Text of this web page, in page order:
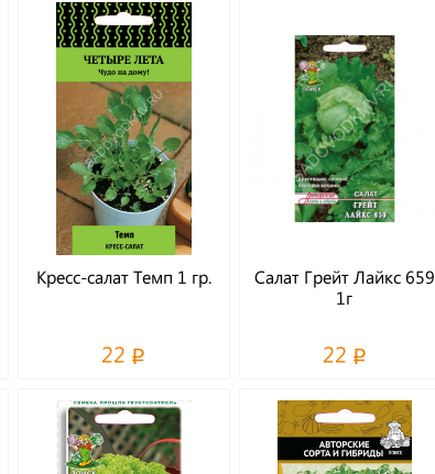
Кресс-салат Темп 1 гр.
22
Салат Грейт Лайкс 659
1г
22